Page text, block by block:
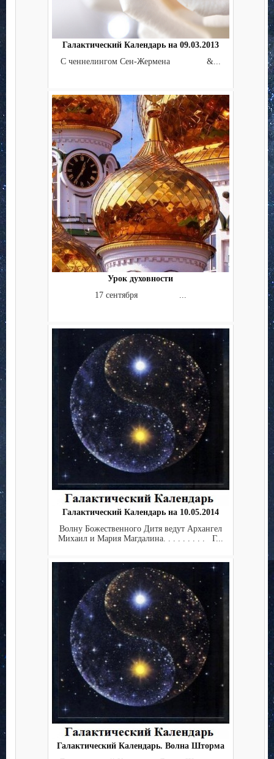
Галактический Календарь на 09.03.2013
С ченнелингом Сен-Жермена &...
Урок духовности
17 сентября ...
Галактический Календарь на 10.05.2014
Волну Божественного Дитя ведут Архангел
Михаил и Мария Магдалина. . . . . . . . . Г...
Галактический Календарь. Волна Шторма